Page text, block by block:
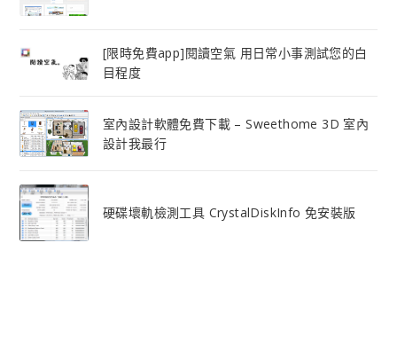
[限時免費app]閱讀空氣 用日常小事測試您的白
目程度
室內設計軟體免費下載 – Sweethome 3D 室內
設計我最行
硬碟壞軌檢測工具 CrystalDiskInfo 免安裝版